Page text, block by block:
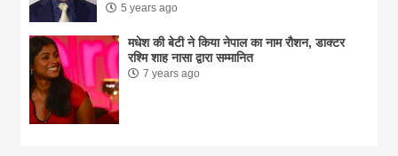
5 years ago
मधेश की बेटी ने किया नेपाल का नाम राैशन, डाक्टर
रश्मि शाह नासा द्वारा सम्मानित
7 years ago